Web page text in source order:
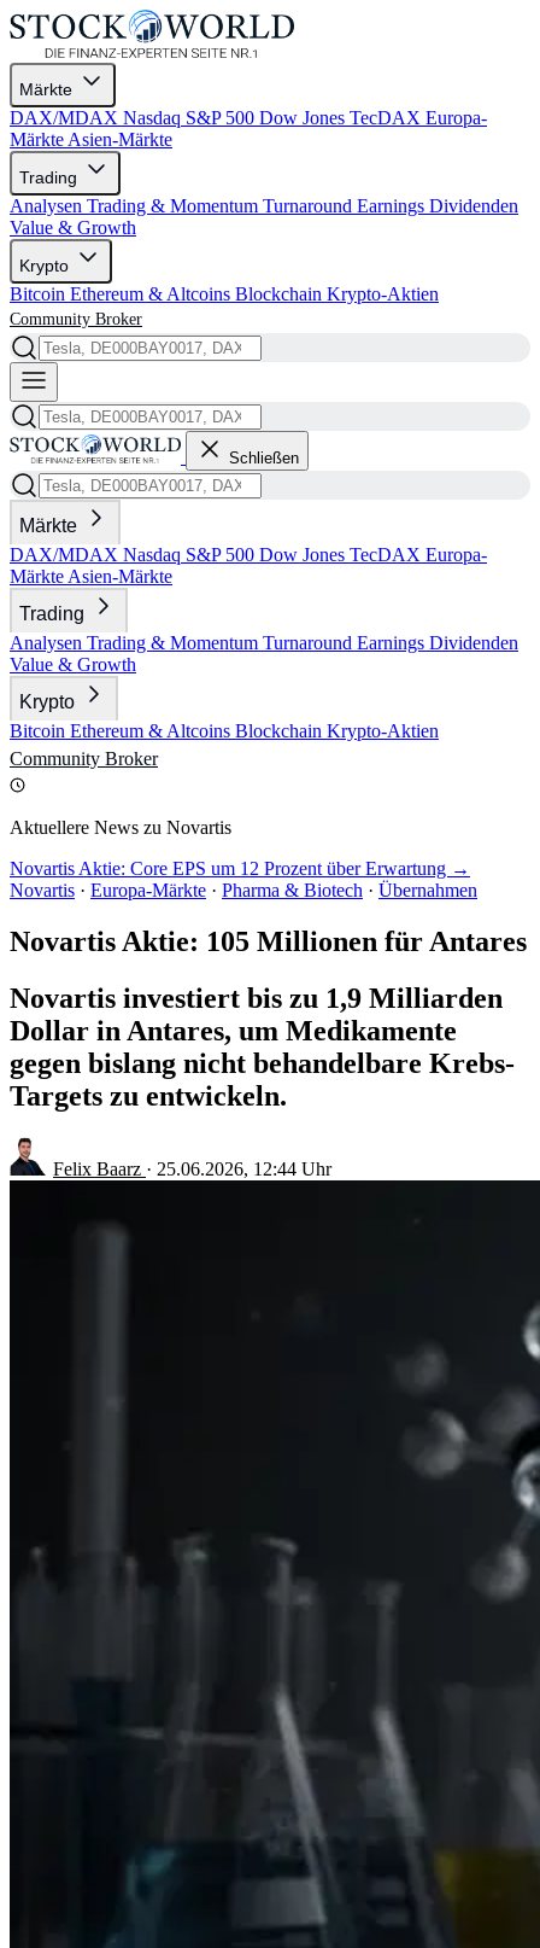
Märkte
DAX/MDAX Nasdaq S&P 500 Dow Jones TecDAX Europa-
Märkte Asien-Märkte
Trading
Analysen Trading & Momentum Turnaround Earnings Dividenden
Value & Growth
Krypto
Bitcoin Ethereum & Altcoins Blockchain Krypto-Aktien
Community Broker
Schließen
Märkte
DAX/MDAX Nasdaq S&P 500 Dow Jones TecDAX Europa-
Märkte Asien-Märkte
Trading
Analysen Trading & Momentum Turnaround Earnings Dividenden
Value & Growth
Krypto
Bitcoin Ethereum & Altcoins Blockchain Krypto-Aktien
Community Broker
Aktuellere News zu Novartis
Novartis Aktie: Core EPS um 12 Prozent über Erwartung →
Novartis · Europa-Märkte · Pharma & Biotech · Übernahmen
Novartis Aktie: 105 Millionen für Antares
Novartis investiert bis zu 1,9 Milliarden
Dollar in Antares, um Medikamente
gegen bislang nicht behandelbare Krebs-
Targets zu entwickeln.
Felix Baarz · 25.06.2026, 12:44 Uhr